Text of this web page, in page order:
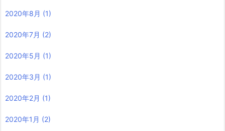
2020年8月 (1)
2020年7月 (2)
2020年5月 (1)
2020年3月 (1)
2020年2月 (1)
2020年1月 (2)